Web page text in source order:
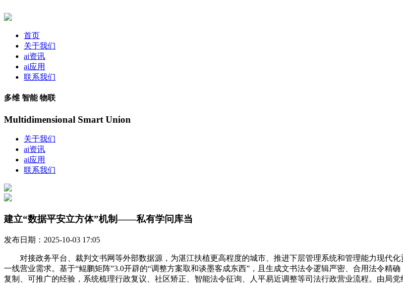
首页
关于我们
ai资讯
ai应用
联系我们
多维 智能 物联
Multidimensional Smart Union
关于我们
ai资讯
ai应用
联系我们
建立“数据平安立方体”机制——私有学问库当
发布日期：2025-10-03 17:05
对接政务平台、裁判文书网等外部数据源，为湛江扶植更高程度的城市、推进下层管理系统和管理能力现代化
一线营业需求。基于“鲲鹏矩阵”3.0开辟的“调整方案取和谈墨客成东西”，且生成文书法令逻辑严密、合用法令精
复制、可推广的经验，系统梳理行政复议、社区矫正、智能法令征询、人平易近调整等司法行政营业流程。由局